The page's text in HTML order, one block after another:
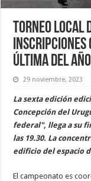
Torneo local
última del año
29 noviembre, 2023
La sexta edición
Concepción del
federal", llega a su
las 19.30. La
edificio del espacio
El campeonato es